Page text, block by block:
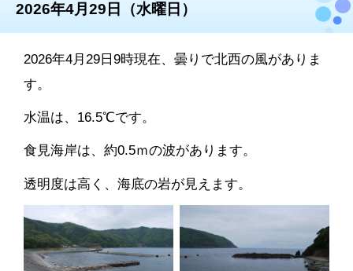
2026年4月29日（水曜日）
2026年4月29日9時現在、曇りで北西の風がありま
す。
水温は、16.5℃です。
食見海岸は、約0.5ｍの波があります。
透明度は高く、海底の岩が見えます。